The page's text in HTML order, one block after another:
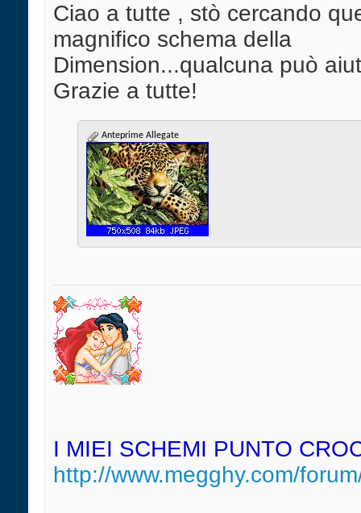
Ciao a tutte , stò cercando
magnifico schema della
Dimension...qualcuna può
Grazie a tutte!
Anteprime Allegate
I MIEI SCHEMI PUNTO
http://www.megghy.com/